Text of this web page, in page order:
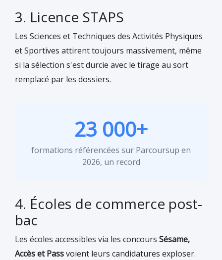
3. Licence STAPS
Les Sciences et Techniques des Activités Physiques
et Sportives attirent toujours massivement, même
si la sélection s'est durcie avec le tirage au sort
remplacé par les dossiers.
23 000+
formations référencées sur Parcoursup en
2026, un record
4. Écoles de commerce post-
bac
Les écoles accessibles via les concours Sésame,
Accès et Passvoient leurs candidatures exploser.